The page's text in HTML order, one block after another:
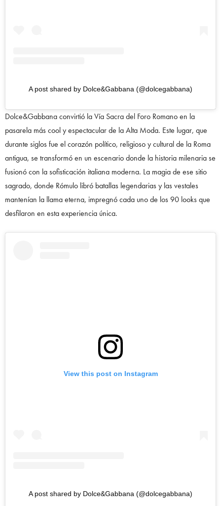
A post shared by Dolce&Gabbana (@dolcegabbana)
Dolce&Gabbana convirtió la Vía Sacra del Foro Romano en la
pasarela más cool y espectacular de la Alta Moda. Este lugar, que
durante siglos fue el corazón político, religioso y cultural de la Roma
antigua, se transformó en un escenario donde la historia milenaria se
fusionó con la sofisticación italiana moderna. La magia de ese sitio
sagrado, donde Rómulo libró batallas legendarias y las vestales
mantenían la llama eterna, impregnó cada uno de los 90 looks que
desfilaron en esta experiencia única.
View this post on Instagram
A post shared by Dolce&Gabbana (@dolcegabbana)